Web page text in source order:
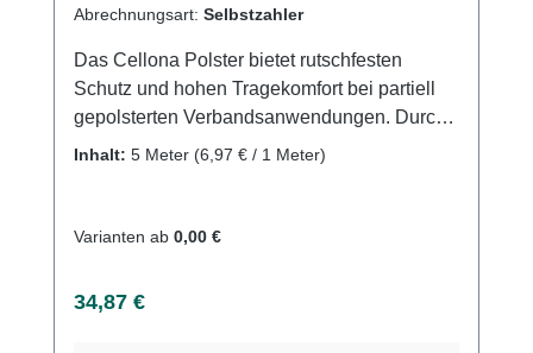
Abrechnungsart: Selbstzahler
Das Cellona Polster bietet rutschfesten
Schutz und hohen Tragekomfort bei partiell
gepolsterten Verbandsanwendungen. Durch
seine luftdurchlässige, selbstklebende
Druckstellen. Es ist in verschiedenen Größen
Polyester, 30% Polypropylen und 20%
Inhalt: 5 Meter (6,97 € / 1 Meter)
Varianten ab 0,00 €
Regulärer Preis:
34,87 €